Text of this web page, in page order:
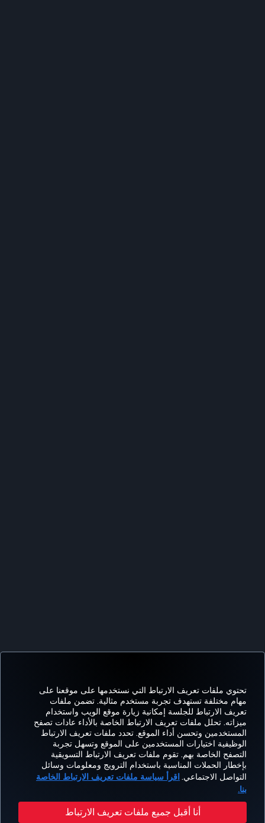
تحتوي ملفات تعريف الارتباط التي نستخدمها على موقعنا على
مهام مختلفة تستهدف تجربة مستخدم مثالية. تضمن ملفات
تعريف الارتباط للجلسة إمكانية زيارة موقع الويب واستخدام
ميزاته. تحلل ملفات تعريف الارتباط الخاصة بالأداء عادات تصفح
المستخدمين وتحسن أداء الموقع. تحدد ملفات تعريف الارتباط
الوظيفية اختيارات المستخدمين على الموقع وتسهل تجربة
التصفح الخاصة بهم. تقوم ملفات تعريف الارتباط التسويقية
بإخطار الحملات المناسبة باستخدام الترويج ومعلومات وسائل
التواصل الاجتماعي. اقرأ سياسة ملفات تعريف الارتباط الخاصة
بنا.
أنا أقبل جميع ملفات تعريف الارتباط
Facebook
Twitter
Instagram
YouTube
LinkedIn
تيك توك
Blog
Pinterest
الحجز
والإدارة
خبرة
العروض
والوجهات
مساعدة MILES&SMILES
CORPORATE
CLUB
سياسة الخصوصية وملفات تعريف الارتباط إشعار قانوني حقوق المسافر